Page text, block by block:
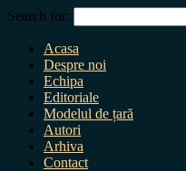
Search for:
Acasa
Despre noi
Echipa
Editoriale
Modelul de țară
Autori
Arhiva
Contact